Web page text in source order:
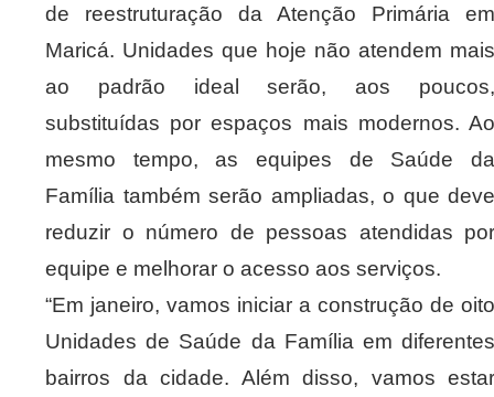
de reestruturação da Atenção Primária em
Maricá. Unidades que hoje não atendem mais
ao padrão ideal serão, aos poucos,
substituídas por espaços mais modernos. Ao
mesmo tempo, as equipes de Saúde da
Família também serão ampliadas, o que deve
reduzir o número de pessoas atendidas por
equipe e melhorar o acesso aos serviços.
“Em janeiro, vamos iniciar a construção de oito
Unidades de Saúde da Família em diferentes
bairros da cidade. Além disso, vamos estar